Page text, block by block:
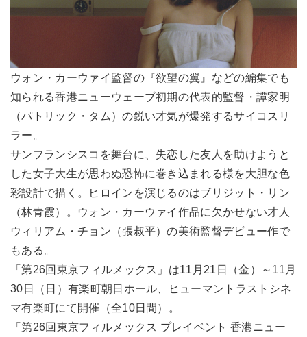
ウォン・カーウァイ監督の『欲望の翼』などの編集でも
知られる香港ニューウェーブ初期の代表的監督・譚家明
（パトリック・タム）の鋭い才気が爆発するサイコスリ
ラー。
サンフランシスコを舞台に、失恋した友人を助けようと
した女子大生が思わぬ恐怖に巻き込まれる様を大胆な色
彩設計で描く。ヒロインを演じるのはブリジット・リン
（林青霞）。ウォン・カーウァイ作品に欠かせない才人
ウィリアム・チョン（張叔平）の美術監督デビュー作で
もある。
「第26回東京フィルメックス」は11月21日（金）～11月
30日（日）有楽町朝日ホール、ヒューマントラストシネ
マ有楽町にて開催（全10日間）。
「第26回東京フィルメックス プレイベント 香港ニュー